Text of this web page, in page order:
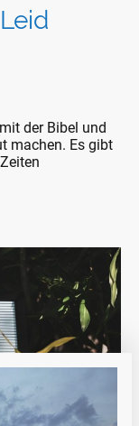
der Bibel und
machen. Es gibt